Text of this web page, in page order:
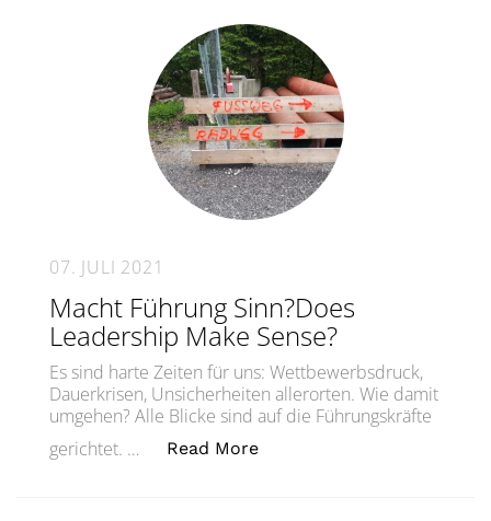
07. JULI 2021
Macht Führung Sinn?Does
Leadership Make Sense?
Es sind harte Zeiten für uns: Wettbewerbsdruck,
Dauerkrisen, Unsicherheiten allerorten. Wie damit
umgehen? Alle Blicke sind auf die Führungskräfte
gerichtet. …
Read More„Macht Führung